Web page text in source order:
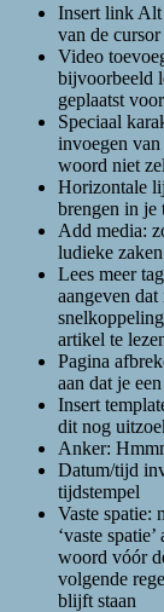
Insert link Alt
van de cursor
Video
bijvoorbeeld
geplaatst
Speciaal
invoegen
woord niet
Horizontale
brengen in je
Add media:
ludieke
Lees meer
aangeven
artikel te
Pagina
aan dat je
Insert
dit nog
Anker:
Datum/tijd
tijdstempel
Vaste spatie:
‘vaste
woord vóór
volgende
blijft staan